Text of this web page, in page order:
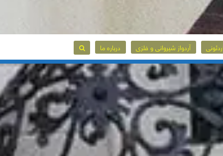
آردواز شیروانی و فلزی درباره ما